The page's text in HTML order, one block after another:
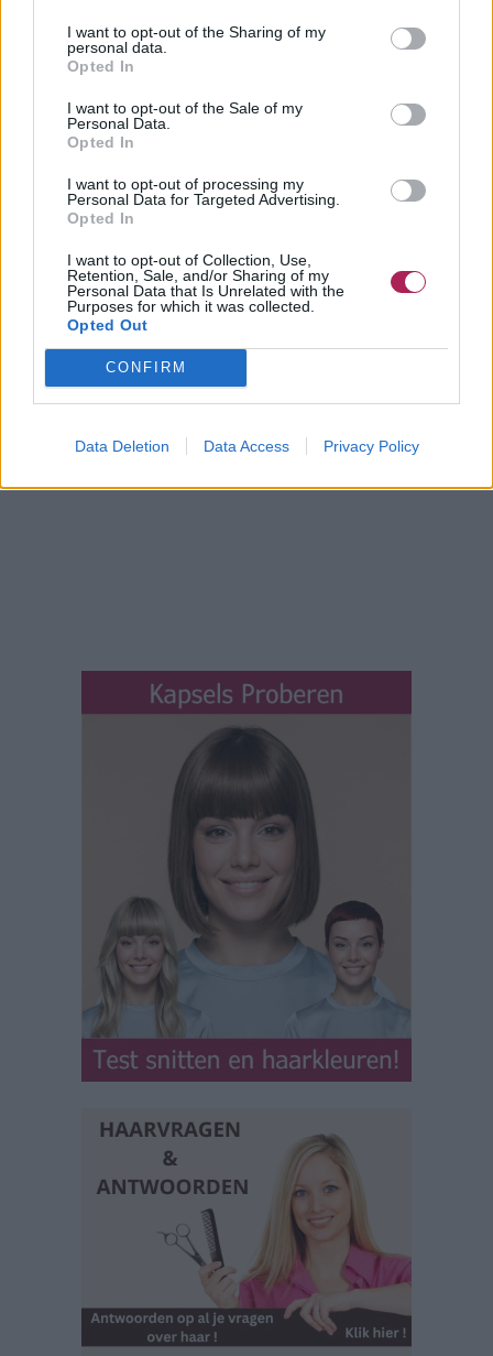
I want to opt-out of the Sharing of my
personal data.
Opted In
I want to opt-out of the Sale of my
Personal Data.
Opted In
I want to opt-out of processing my
Personal Data for Targeted Advertising.
Opted In
I want to opt-out of Collection, Use,
Retention, Sale, and/or Sharing of my
Personal Data that Is Unrelated with the
Purposes for which it was collected.
Opted Out
CONFIRM
Data Deletion Data Access Privacy Policy
met steentjes, strikken, een klein kroontje of diadeem, of zelfs
bloemenkunnen geschikt zijn voor de gelegenheid.
Het resultaat is een kapsel met een gladde afwerking en een
elegante uitstraling en de blijvende kracht om nagenoeg elke
gelegenheid aan te kunnen.
©Kapsels.net
Zie ook: Méér over opsteekkapsels